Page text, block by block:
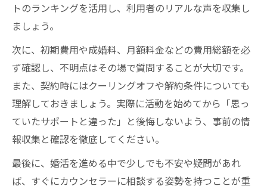
トのランキングを活用し、利用者のリアルな声を収集し
ましょう。
次に、初期費用や成婚料、月額料金などの費用総額を必
ず確認し、不明点はその場で質問することが大切です。
また、契約時にはクーリングオフや解約条件についても
理解しておきましょう。実際に活動を始めてから「思っ
ていたサポートと違った」と後悔しないよう、事前の情
報収集と確認を徹底してください。
最後に、婚活を進める中で少しでも不安や疑問があれ
ば、すぐにカウンセラーに相談する姿勢を持つことが重